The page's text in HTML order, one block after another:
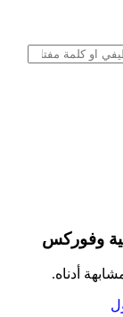
وفوركس
أدناه.